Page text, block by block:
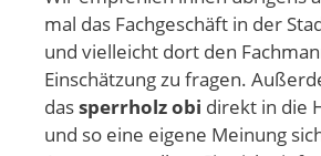
mal das Fachgeschäft in der
und vielleicht dort den
Einschätzung zu fragen.
dassperrholz obi direkt in die
und so eine eigene Meinung